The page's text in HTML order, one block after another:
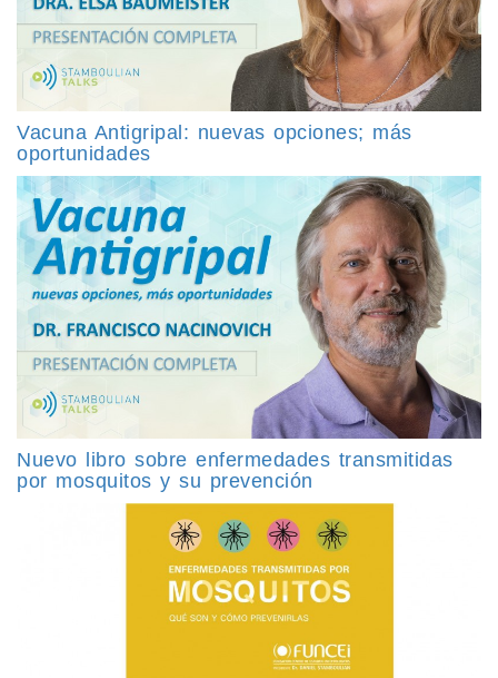
Vacuna Antigripal: nuevas opciones; más
oportunidades
Nuevo libro sobre enfermedades transmitidas
por mosquitos y su prevención